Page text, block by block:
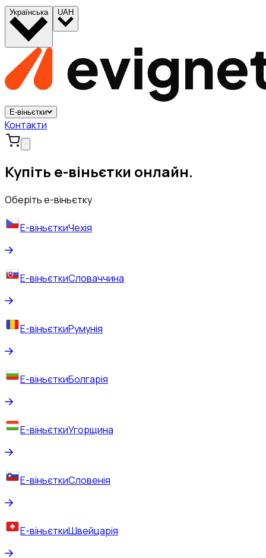
Українська UAH
Е-віньєтки
Контакти
Купіть е-віньєтки онлайн.
Оберіть е-віньєтку
Е-віньєткиЧехія
Е-віньєткиСловаччина
Е-віньєткиРумунія
Е-віньєткиБолгарія
Е-віньєткиУгорщина
Е-віньєткиСловенія
Е-віньєткиШвейцарія